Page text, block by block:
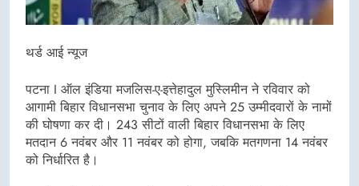
थर्ड आई न्यूज
पटना I ऑल इंडिया मजलिस-ए-इत्तेहादुल मुस्लिमीन ने रविवार को
आगामी बिहार विधानसभा चुनाव के लिए अपने 25 उम्मीदवारों के नामों
की घोषणा कर दी। 243 सीटों वाली बिहार विधानसभा के लिए
मतदान 6 नवंबर और 11 नवंबर को होगा, जबकि मतगणना 14 नवंबर
को निर्धारित है।